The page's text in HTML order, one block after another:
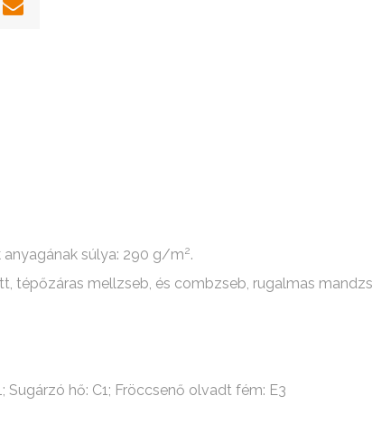
anyagának súlya: 290 g/m2.
tépőzáras mellzseb, és combzseb, rugalmas
Sugárzó hő: C1; Fröccsenő olvadt fém: E3